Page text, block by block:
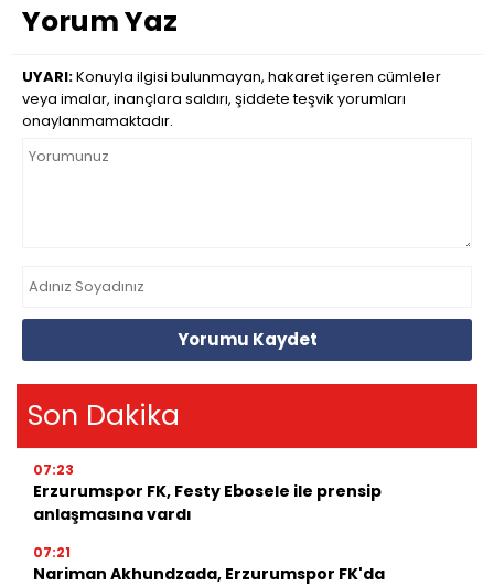
Yorum Yaz
UYARI:Konuyla ilgisi bulunmayan, hakaret içeren cümleler
veya imalar, inançlara saldırı, şiddete teşvik yorumları
onaylanmamaktadır.
Yorumu Kaydet
Son Dakika
07:23
Erzurumspor FK, Festy Ebosele ile prensip
anlaşmasına vardı
07:21
Nariman Akhundzada, Erzurumspor FK'da